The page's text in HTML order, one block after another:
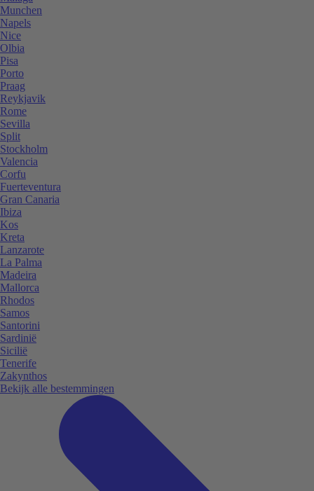
Munchen
Napels
Nice
Olbia
Pisa
Porto
Praag
Reykjavik
Rome
Sevilla
Split
Stockholm
Valencia
Corfu
Fuerteventura
Gran Canaria
Ibiza
Kos
Kreta
Lanzarote
La Palma
Madeira
Mallorca
Rhodos
Samos
Santorini
Sardinië
Sicilië
Tenerife
Zakynthos
Bekijk alle bestemmingen